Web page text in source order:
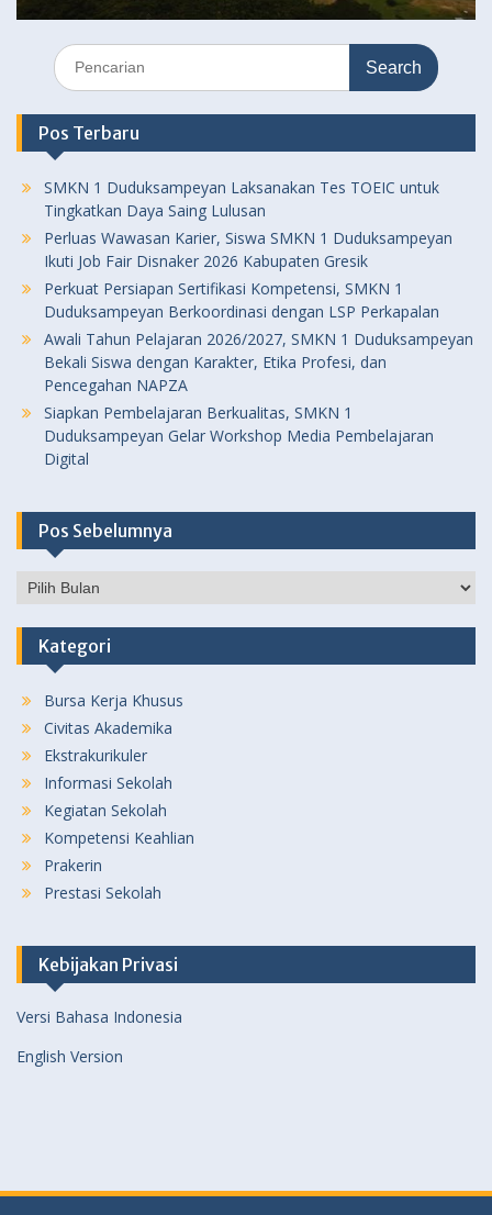
Search
for:
Pos Terbaru
SMKN 1 Duduksampeyan Laksanakan Tes TOEIC untuk
Tingkatkan Daya Saing Lulusan
Perluas Wawasan Karier, Siswa SMKN 1 Duduksampeyan
Ikuti Job Fair Disnaker 2026 Kabupaten Gresik
Perkuat Persiapan Sertifikasi Kompetensi, SMKN 1
Duduksampeyan Berkoordinasi dengan LSP Perkapalan
Awali Tahun Pelajaran 2026/2027, SMKN 1 Duduksampeyan
Bekali Siswa dengan Karakter, Etika Profesi, dan
Pencegahan NAPZA
Siapkan Pembelajaran Berkualitas, SMKN 1
Duduksampeyan Gelar Workshop Media Pembelajaran
Digital
Pos Sebelumnya
Pos
Kategori
Bursa Kerja Khusus
Civitas Akademika
Ekstrakurikuler
Informasi Sekolah
Kegiatan Sekolah
Kompetensi Keahlian
Prakerin
Prestasi Sekolah
Kebijakan Privasi
Versi Bahasa Indonesia
English Version